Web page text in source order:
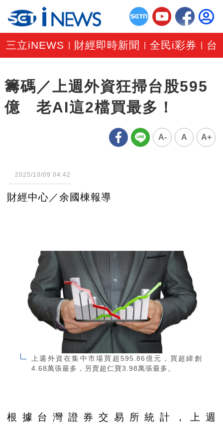
三立iNEWS 財經即時新聞 |全民i彩券 台
籌碼／上週外資狂掃台股595
億 老AI這2檔買最多！
A- A A+
2025/10/09 04:42
財經中心／余國棟報導
上週外資在集中市場買超595.86億元，買超緯創
4.68萬張最多，另賣超仁寶3.98萬張最多。
根據台灣證券交易所統計，上週